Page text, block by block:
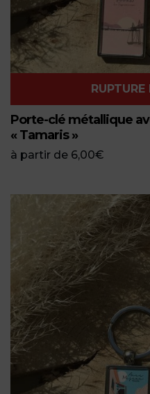
Porte-clé métallique
« Tamaris »
à partir de 6,00€